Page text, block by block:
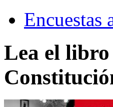
Encuestas
Lea el